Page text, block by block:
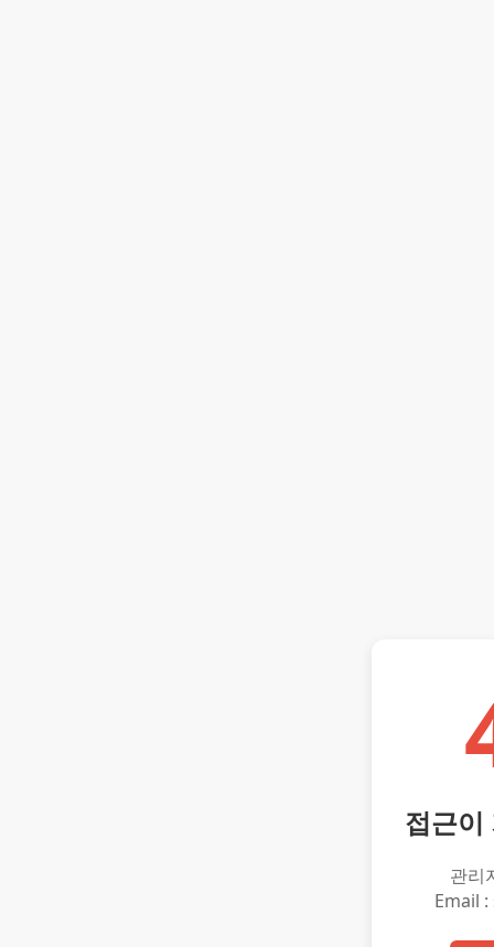
접근이
관리
Email